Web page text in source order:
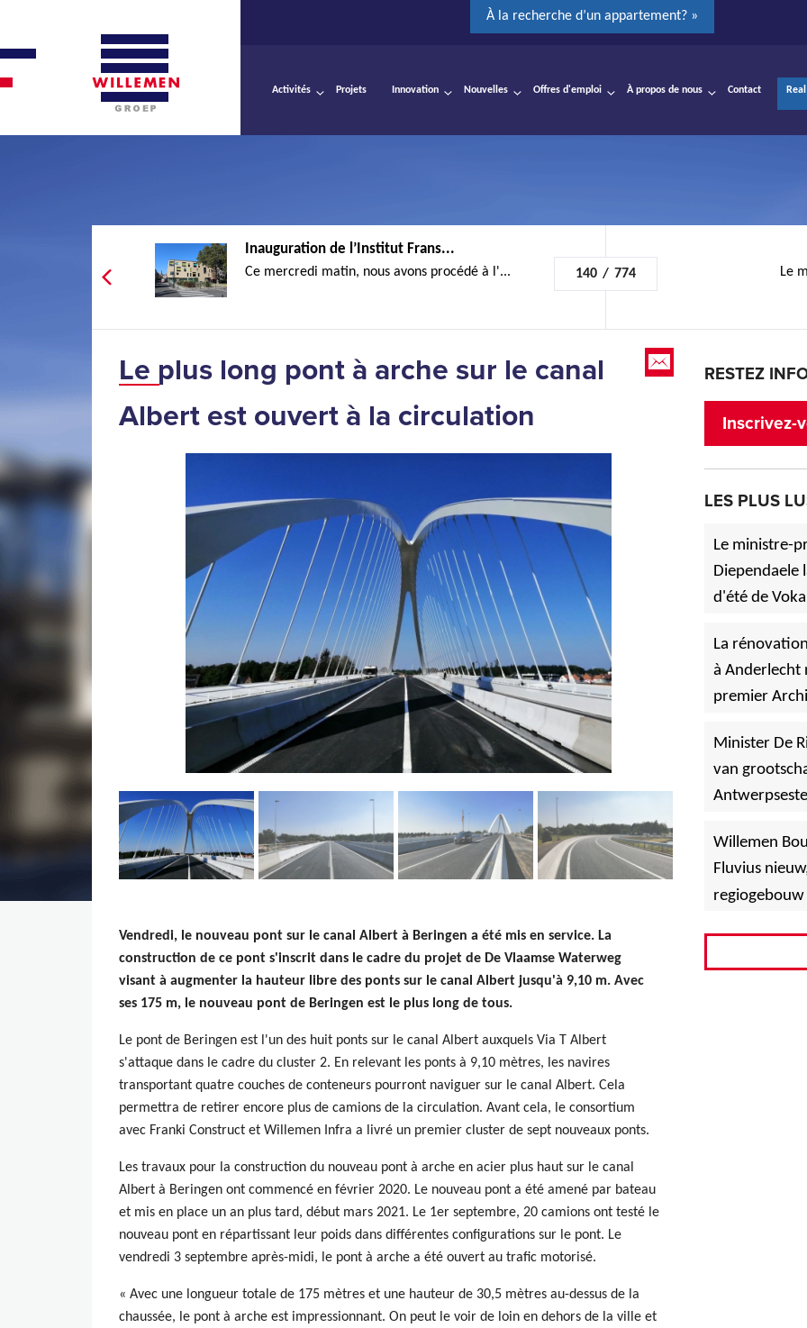
À la recherche d’un appartement? »
Activités Projets Innovation Nouvelles Offres d'emploi À propos de nous Contact
Inauguration de l’Institut Frans...
Ce mercredi matin, nous avons procédé à l'... 140 / 774 Le
Le plus long pont à arche sur le canal
Albert est ouvert à la circulation
Vendredi, le nouveau pont sur le canal Albert à Beringen a été mis en service. La
construction de ce pont s'inscrit dans le cadre du projet de De Vlaamse Waterweg
visant à augmenter la hauteur libre des ponts sur le canal Albert jusqu'à 9,10 m. Avec
ses 175 m, le nouveau pont de Beringen est le plus long de tous.
Le pont de Beringen est l'un des huit ponts sur le canal Albert auxquels Via T Albert
s'attaque dans le cadre du cluster 2. En relevant les ponts à 9,10 mètres, les navires
transportant quatre couches de conteneurs pourront naviguer sur le canal Albert. Cela
permettra de retirer encore plus de camions de la circulation. Avant cela, le consortium
avec Franki Construct et Willemen Infra a livré un premier cluster de sept nouveaux ponts.
Les travaux pour la construction du nouveau pont à arche en acier plus haut sur le canal
Albert à Beringen ont commencé en février 2020. Le nouveau pont a été amené par bateau
et mis en place un an plus tard, début mars 2021. Le 1er septembre, 20 camions ont testé le
nouveau pont en répartissant leur poids dans différentes configurations sur le pont. Le
vendredi 3 septembre après-midi, le pont à arche a été ouvert au trafic motorisé.
« Avec une longueur totale de 175 mètres et une hauteur de 30,5 mètres au-dessus de la
chaussée, le pont à arche est impressionnant. On peut le voir de loin en dehors de la ville et
RESTEZ
Inscrivez-
LES PLUS
Le ministre-
Diependaele
d'été de
La
à Anderlecht
premier
Minister De
van
Willemen
Fluvius